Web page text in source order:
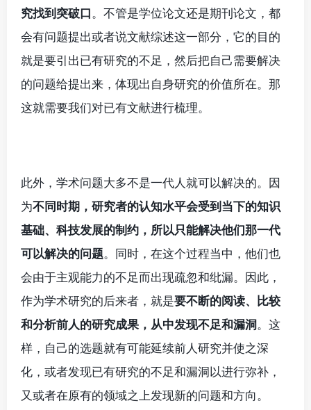
究找到突破口。不管是学位论文还是期刊论文，都
会有问题提出或者说文献综述这一部分，它的目的
就是要引出已有研究的不足，然后把自己需要解决
的问题给提出来，体现出自身研究的价值所在。那
这就需要我们对已有文献进行梳理。
此外，学术问题大多不是一代人就可以解决的。因
为不同时期，研究者的认知水平会受到当下的知识
基础、科技发展的制约，所以只能解决他们那一代
可以解决的问题。同时，在这个过程当中，他们也
会由于主观能力的不足而出现疏忽和纰漏。因此，
作为学术研究的后来者，就是要不断的阅读、比较
和分析前人的研究成果，从中发现不足和漏洞。这
样，自己的选题就有可能延续前人研究并使之深
化，或者发现已有研究的不足和漏洞以进行弥补，
又或者在原有的领域之上发现新的问题和方向。